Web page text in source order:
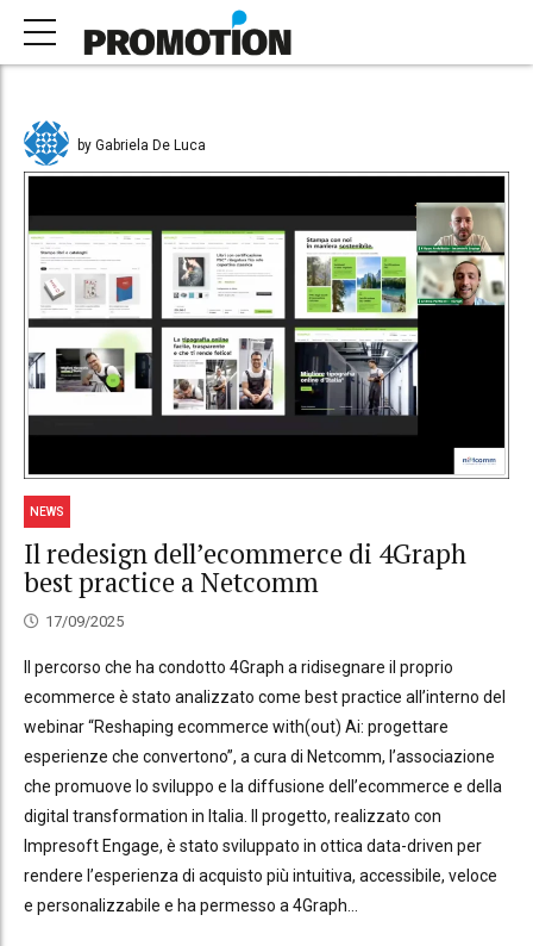
by Gabriela De Luca
NEWS
Il redesign dell’ecommerce di 4Graph
best practice a Netcomm
17/09/2025
Il percorso che ha condotto 4Graph a ridisegnare il proprio
ecommerce è stato analizzato come best practice all’interno del
webinar “Reshaping ecommerce with(out) Ai: progettare
esperienze che convertono”, a cura di Netcomm, l’associazione
che promuove lo sviluppo e la diffusione dell’ecommerce e della
digital transformation in Italia. Il progetto, realizzato con
Impresoft Engage, è stato sviluppato in ottica data-driven per
rendere l’esperienza di acquisto più intuitiva, accessibile, veloce
e personalizzabile e ha permesso a 4Graph...